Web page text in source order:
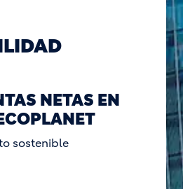
NETAS EN
sostenible